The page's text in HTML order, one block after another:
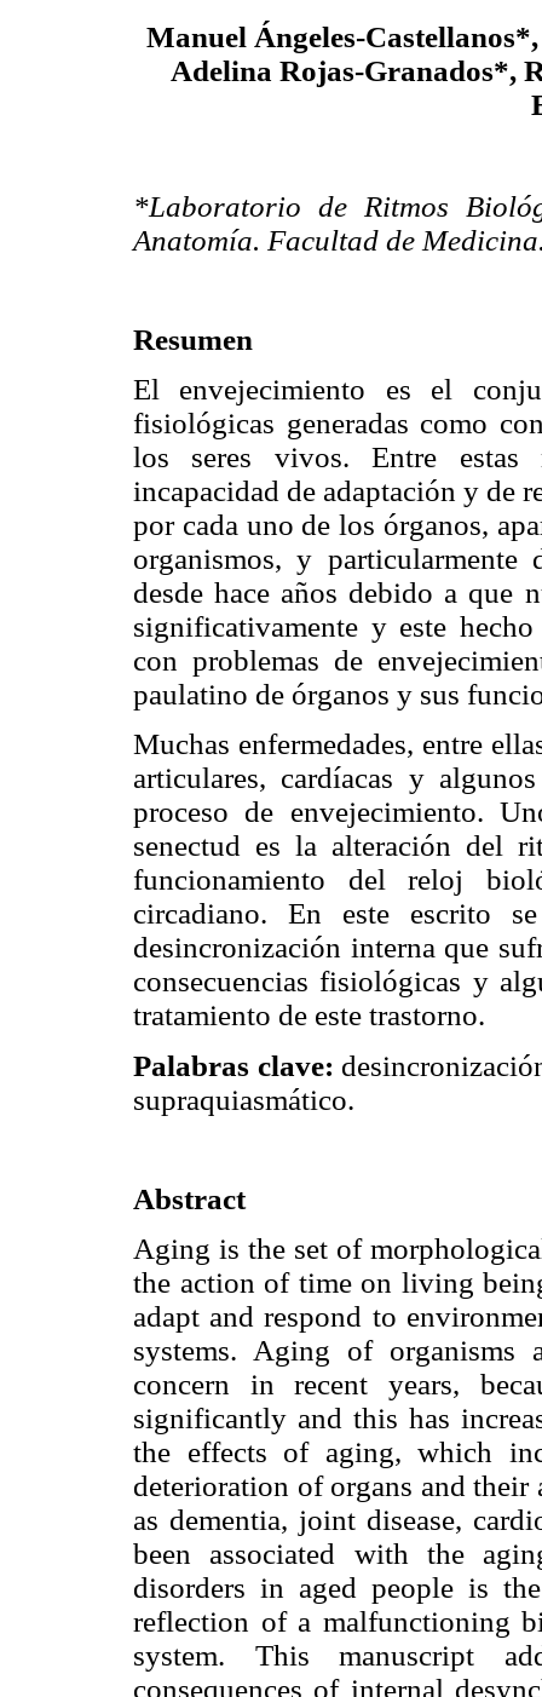
Manuel Ángeles-
Adelina Rojas-Granados*,
*Laboratorio de Ritmos
Anatomía. Facultad de
Resumen
El envejecimiento es el
fisiológicas generadas como
los seres vivos. Entre
incapacidad de adaptación y de
por cada uno de los órganos,
organismos, y
desde hace años debido a que
significativamente y este
con problemas de
paulatino de órganos y sus
Muchas enfermedades, entre
articulares, cardíacas y
proceso de envejecimiento.
senectud es la alteración del
funcionamiento del reloj
circadiano. En este escrito
desincronización interna que
consecuencias fisiológicas y
tratamiento de este trastorno.
Palabras clave:
supraquiasmático.
Abstract
Aging is the set of
the action of time on living
adapt and respond to
systems. Aging of organisms
concern in recent years,
significantly and this has
the effects of aging, which
deterioration of organs and their
as dementia, joint disease,
been associated with the
disorders in aged people is
reflection of a malfunctioning
system. This manuscript
consequences of internal